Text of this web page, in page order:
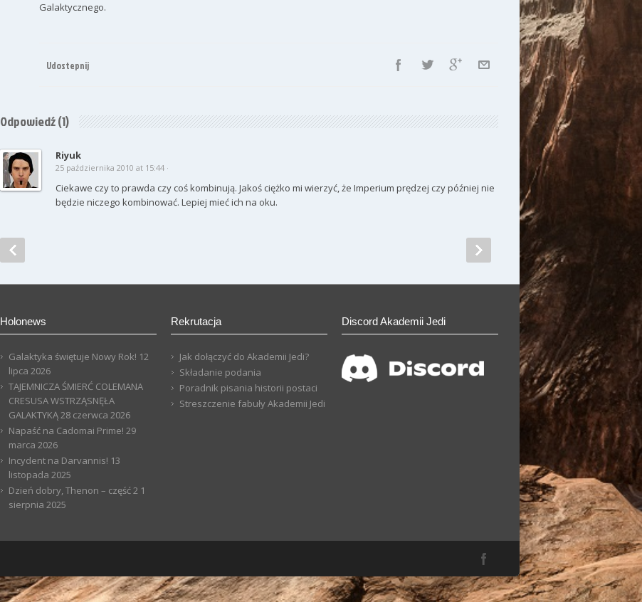
Galaktycznego.
Udostepnij
Odpowiedź(1)
Riyuk
25 października 2010 at 15:44 ·
Ciekawe czy to prawda czy coś kombinują. Jakoś ciężko mi wierzyć, że Imperium prędzej czy później nie
będzie niczego kombinować. Lepiej mieć ich na oku.
Holonews
Galaktyka świętuje Nowy Rok! 12
lipca 2026
TAJEMNICZA ŚMIERĆ COLEMANA
CRESUSA WSTRZĄSNĘŁA
GALAKTYKĄ28 czerwca 2026
Napaść na Cadomai Prime! 29
marca 2026
Incydent na Darvannis! 13
listopada 2025
Dzień dobry, Thenon – część 2 1
sierpnia 2025
Rekrutacja
Jak dołączyć do Akademii Jedi?
Składanie podania
Poradnik pisania historii postaci
Streszczenie fabuły Akademii Jedi
Discord Akademii Jedi